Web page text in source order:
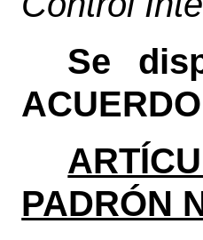
Se
PADRÓN